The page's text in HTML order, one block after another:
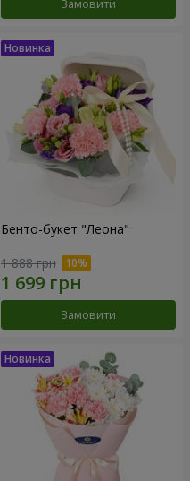
Замовити
Бенто-букет "Леона"
1 888 грн
Замовити